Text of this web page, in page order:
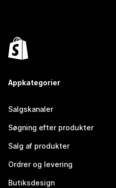
Appkategorier
Salgskanaler
Søgning efter produkter
Salg af produkter
Ordrer og levering
Butiksdesign